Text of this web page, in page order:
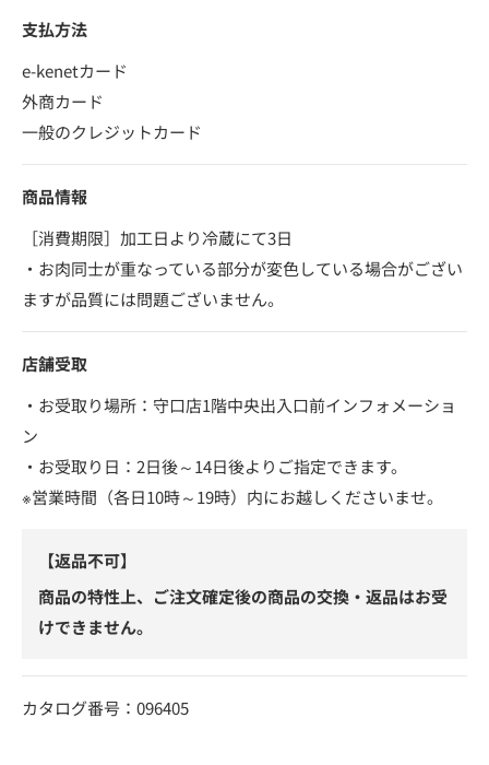
支払方法
e-kenetカード
外商カード
一般のクレジットカード
商品情報
［消費期限］加工日より冷蔵にて3日
・お肉同士が重なっている部分が変色している場合がござい
ますが品質には問題ございません。
店舗受取
・お受取り場所：守口店1階中央出入口前インフォメーショ
ン
・お受取り日：2日後～14日後よりご指定できます。
※営業時間（各日10時～19時）内にお越しくださいませ。
【返品不可】
商品の特性上、ご注文確定後の商品の交換・返品はお受
けできません。
カタログ番号：096405